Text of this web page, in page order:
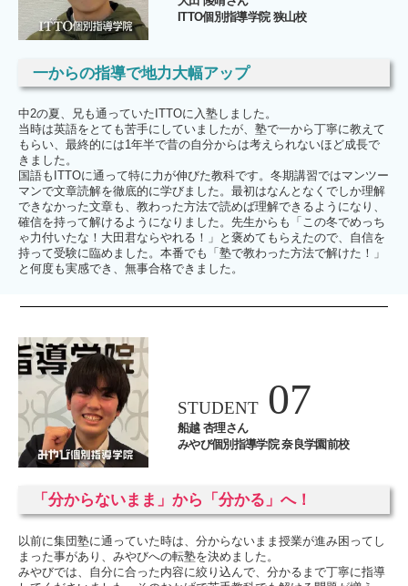
一からの指導で地力大幅アップ
ITTO個別指導学院 狭山校
中2の夏、兄も通っていたITTOに入塾しました。
当時は英語をとても苦手にしていましたが、塾で一から丁寧に教えて
もらい、最終的には1年半で昔の自分からは考えられないほど成長で
きました。
国語もITTOに通って特に力が伸びた教科です。冬期講習ではマンツー
マンで文章読解を徹底的に学びました。最初はなんとなくでしか理解
できなかった文章も、教わった方法で読めば理解できるようになり、
確信を持って解けるようになりました。先生からも「この冬でめっち
ゃ力付いたな！大田君ならやれる！」と褒めてもらえたので、自信を
持って受験に臨めました。本番でも「塾で教わった方法で解けた！」
と何度も実感でき、無事合格できました。
「分からないまま」から「分かる」へ！
STUDENT 07
船越 杏理さん
みやび個別指導学院 奈良学園前校
以前に集団塾に通っていた時は、分からないまま授業が進み困ってし
まった事があり、みやびへの転塾を決めました。
みやびでは、自分に合った内容に絞り込んで、分かるまで丁寧に指導